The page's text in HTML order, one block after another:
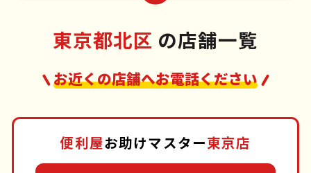
東京都北区 の店舗一覧
お近くの店舗へお電話ください
便利屋お助けマスター東京店